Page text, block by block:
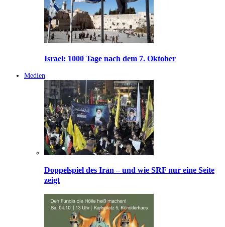
Israel: 1000 Tage nach dem 7. Oktober
Medien
Doppelspiel des Iran – und wie SRF nur eine Seite
zeigt